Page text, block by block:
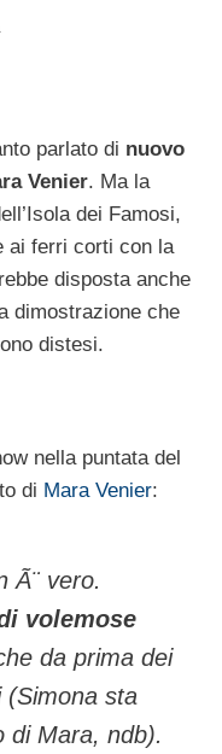
parlato di nuovo
Venier. Ma la
dei Famosi,
ai ferri corti con la
disposta anche
dimostrazione che
distesi.
nella puntata del
di Mara Venier:
Ã¨ vero.
volemose
da prima dei
(Simona sta
di Mara, ndb).